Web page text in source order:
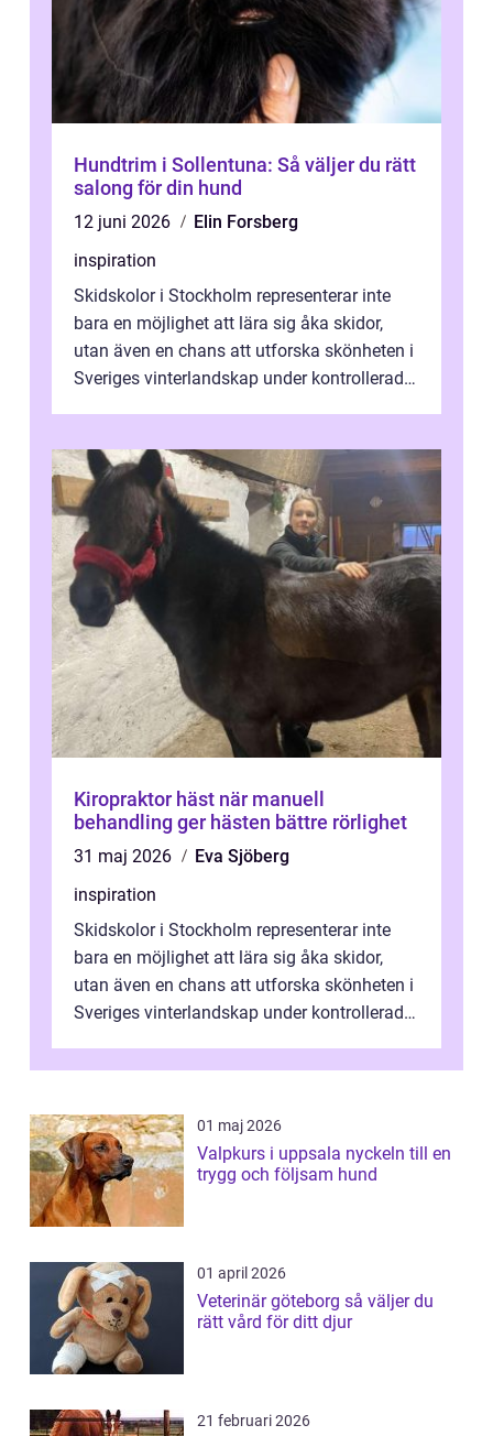
Hundtrim i Sollentuna: Så väljer du rätt
salong för din hund
12 juni 2026
Elin Forsberg
inspiration
Skidskolor i Stockholm representerar inte
bara en möjlighet att lära sig åka skidor,
utan även en chans att utforska skönheten i
Sveriges vinterlandskap under kontrollerade
Kiropraktor häst när manuell
behandling ger hästen bättre rörlighet
31 maj 2026
Eva Sjöberg
inspiration
Skidskolor i Stockholm representerar inte
bara en möjlighet att lära sig åka skidor,
utan även en chans att utforska skönheten i
Sveriges vinterlandskap under kontrollerade
01 maj 2026
Valpkurs i uppsala nyckeln till en
trygg och följsam hund
01 april 2026
Veterinär göteborg så väljer du
rätt vård för ditt djur
21 februari 2026